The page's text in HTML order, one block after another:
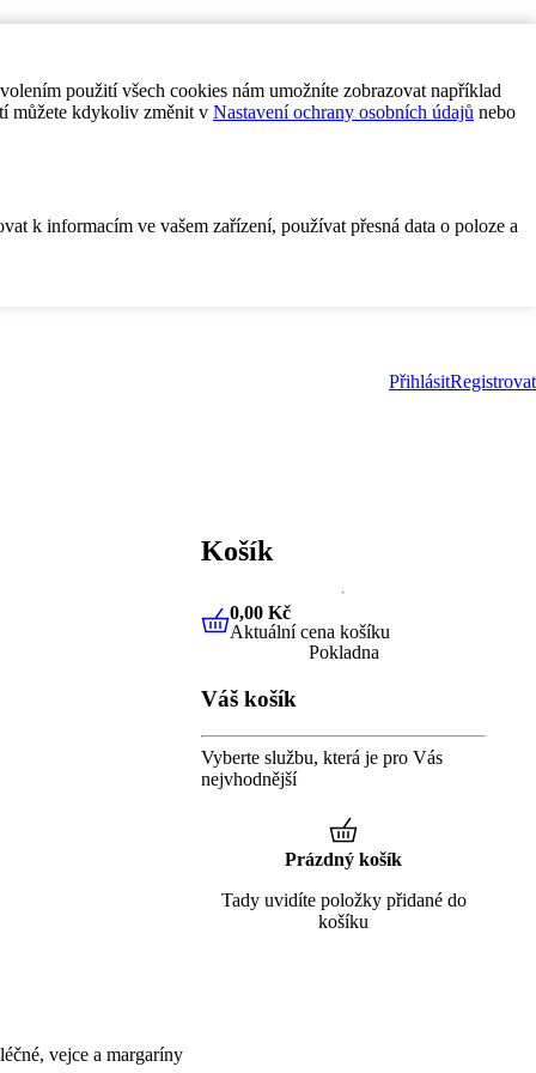
použití všech cookies nám umožníte zobrazovat například
můžete kdykoliv změnit v Nastavení ochrany osobních údajů nebo
k informacím ve vašem zařízení, používat přesná data o poloze a
PřihlásitRegistrovat
vejce a margaríny
Košík
0,00 KčAktuální cena košíku
0,00 Kč
Aktuální cena košíku
Pokladna
Váš košík
Vyberte službu, která je pro Vás
nejvhodnější
Prázdný košík
Tady uvidíte položky přidané do
košíku